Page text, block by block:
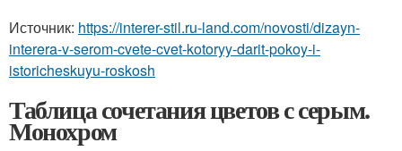
Источник: https://interer-stil.ru-land.com/novosti/dizayn-
interera-v-serom-cvete-cvet-kotoryy-darit-pokoy-i-
istoricheskuyu-roskosh
Таблица сочетания цветов с серым.
Монохром